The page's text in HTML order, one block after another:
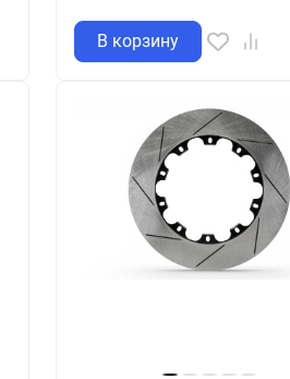
В корзину